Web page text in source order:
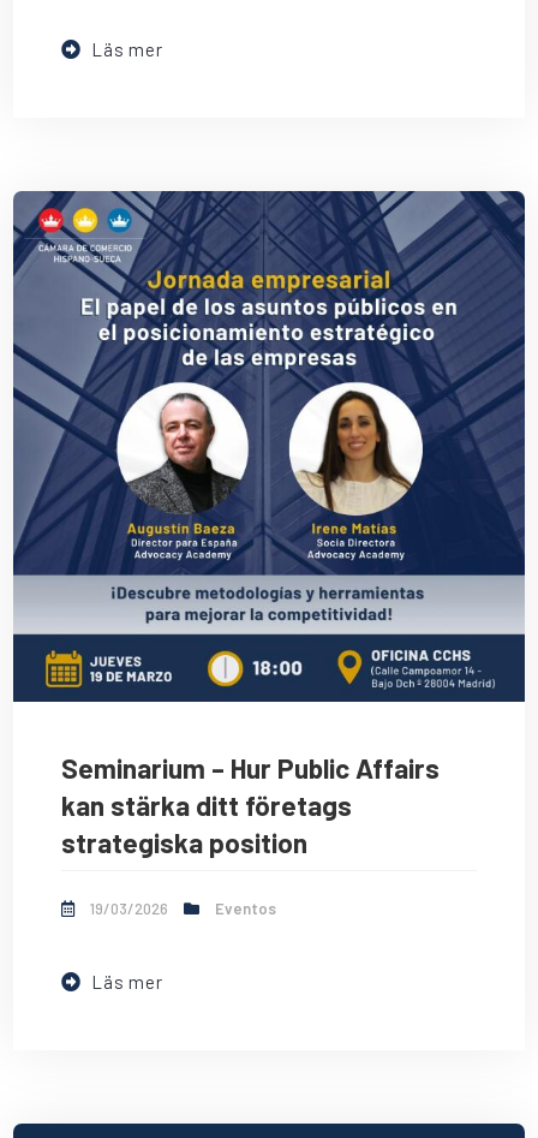
Läs mer
Seminarium – Hur Public Affairs
kan stärka ditt företags
strategiska position
19/03/2026 Eventos
Läs mer